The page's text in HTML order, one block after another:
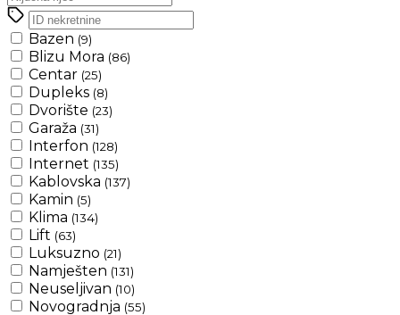
Bazen (9)
Blizu Mora (86)
Centar (25)
Dupleks (8)
Dvorište (23)
Garaža (31)
Interfon (128)
Internet (135)
Kablovska (137)
Kamin (5)
Klima (134)
Lift (63)
Luksuzno (21)
Namješten (131)
Neuseljivan (10)
Novogradnja (55)